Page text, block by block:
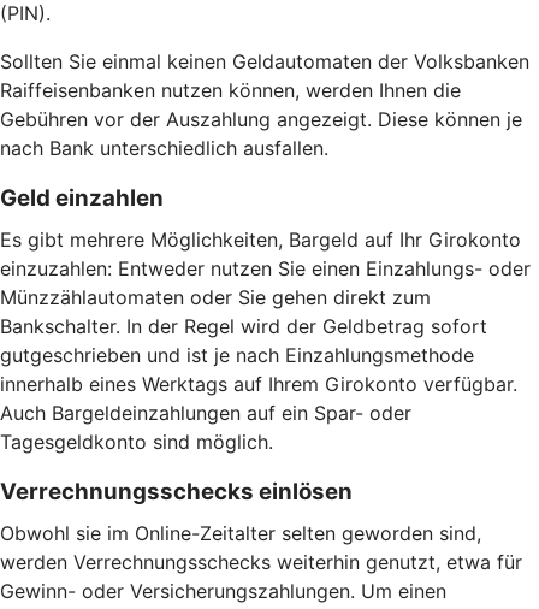
(PIN).
Sollten Sie einmal keinen Geldautomaten der Volksbanken
Raiffeisenbanken nutzen können, werden Ihnen die
Gebühren vor der Auszahlung angezeigt. Diese können je
nach Bank unterschiedlich ausfallen.
Geld einzahlen
Es gibt mehrere Möglichkeiten, Bargeld auf Ihr Girokonto
einzuzahlen: Entweder nutzen Sie einen Einzahlungs- oder
Münzzählautomaten oder Sie gehen direkt zum
Bankschalter. In der Regel wird der Geldbetrag sofort
gutgeschrieben und ist je nach Einzahlungsmethode
innerhalb eines Werktags auf Ihrem Girokonto verfügbar.
Auch Bargeldeinzahlungen auf ein Spar- oder
Tagesgeldkonto sind möglich.
Verrechnungsschecks einlösen
Obwohl sie im Online-Zeitalter selten geworden sind,
werden Verrechnungsschecks weiterhin genutzt, etwa für
Gewinn- oder Versicherungszahlungen. Um einen